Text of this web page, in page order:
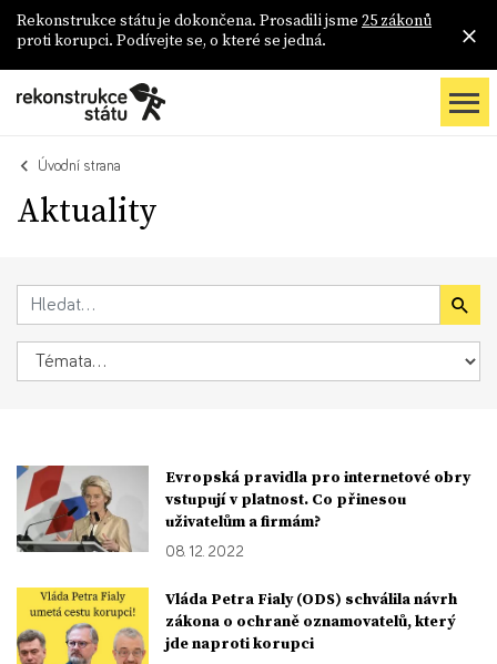
Rekonstrukce státu je dokončena. Prosadili jsme 25 zákonů
proti korupci. Podívejte se, o které se jedná.
Úvodní strana
Aktuality
Evropská pravidla pro internetové obry
vstupují v platnost. Co přinesou
uživatelům a firmám?
08. 12. 2022
Vláda Petra Fialy (ODS) schválila návrh
zákona o ochraně oznamovatelů, který
jde naproti korupci